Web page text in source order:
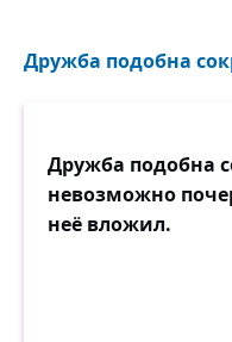
Дружба подобна
Дружба подобна
невозможно
неё вложил.